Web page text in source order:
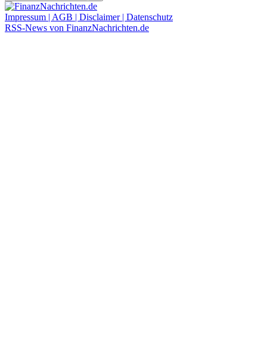
Impressum | AGB | Disclaimer | Datenschutz
RSS-News von FinanzNachrichten.de